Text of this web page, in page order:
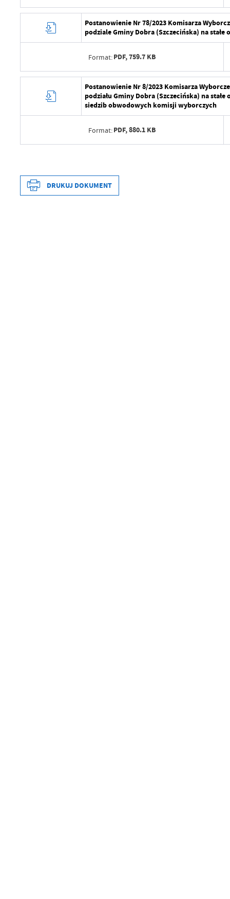
Data ostatniej aktualizacji
Ostatnio zaktualizował
Data opublikowania
Opublikował
Data ostatniej aktualizacji
Ostatnio zaktualizował
Postanowienie Nr 78/2023 Komisarza
podziale Gminy Dobra (Szczecińska) na stałe
Format:PDF,759.7 KB
Wytworzył
Ostatnio zaktualizował
Postanowienie Nr 8/2023 Komisarza
podziału Gminy Dobra (Szczecińska) na
siedzib obwodowych komisji wyborczych
Format:PDF,880.1 KB
Wytworzył
Data opublikowania
DRUKUJ DOKUMENT